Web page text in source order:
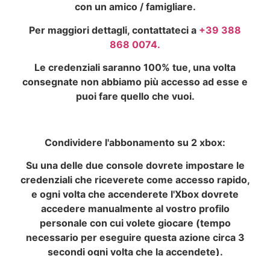
con un amico / famigliare.
Per maggiori dettagli, contattateci a +39 388
868 0074.
Le credenziali saranno 100% tue, una volta
consegnate non abbiamo più accesso ad esse e
puoi fare quello che vuoi.
Condividere l'abbonamento su 2 xbox:
Su una delle due console dovrete impostare le
credenziali che riceverete come accesso rapido,
e ogni volta che accenderete l'Xbox dovrete
accedere manualmente al vostro profilo
personale con cui volete giocare (tempo
necessario per eseguire questa azione circa 3
secondi ogni volta che la accendete).